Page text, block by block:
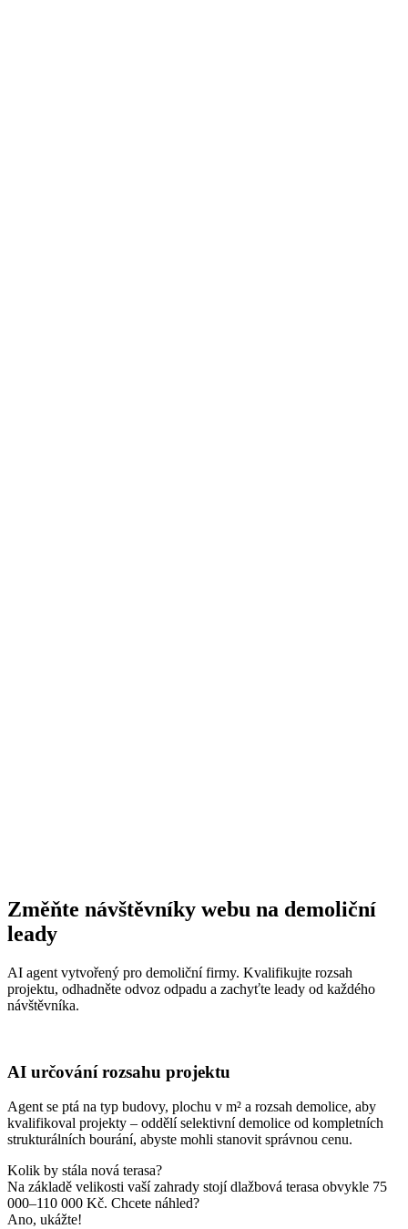
Změňte návštěvníky webu na demoliční
leady
AI agent vytvořený pro demoliční firmy. Kvalifikujte rozsah
projektu, odhadněte odvoz odpadu a zachyťte leady od každého
návštěvníka.
AI určování rozsahu projektu
Agent se ptá na typ budovy, plochu v m² a rozsah demolice, aby
kvalifikoval projekty – oddělí selektivní demolice od kompletních
strukturálních bourání, abyste mohli stanovit správnou cenu.
Kolik by stála nová terasa?
Na základě velikosti vaší zahrady stojí dlažbová terasa obvykle 75
000–110 000 Kč. Chcete náhled?
Ano, ukážte!